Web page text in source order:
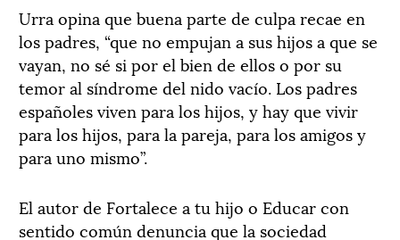
Urra opina que buena parte de culpa recae en
los padres, “que no empujan a sus hijos a que se
vayan, no sé si por el bien de ellos o por su
temor al síndrome del nido vacío. Los padres
españoles viven para los hijos, y hay que vivir
para los hijos, para la pareja, para los amigos y
para uno mismo”.
El autor de Fortalece a tu hijo o Educar con
sentido común denuncia que la sociedad